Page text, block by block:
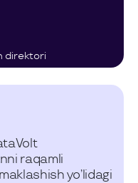
direktori
raqamli
yo’lidagi